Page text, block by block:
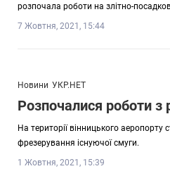
розпочала роботи на злітно-
7 Жовтня, 2021, 15:44
Новини УКР.НЕТ
Розпочалися роботи з
На території вінницького аеропорту
фрезерування існуючої смуги.
1 Жовтня, 2021, 15:39